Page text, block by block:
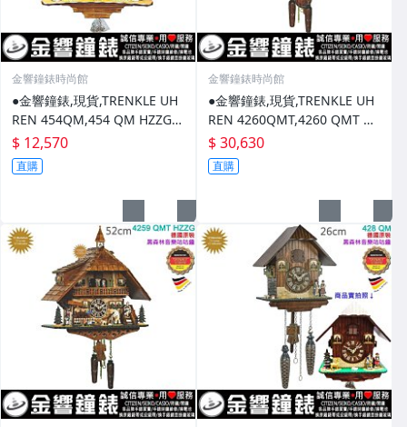
金響鐘錶時尚館
●金響鐘錶,現貨,TRENKLE UH
REN 454QM,454 QM HZZG,
黑森林,咕咕鐘,原木原野鄉村
屋,布穀鐘
$ 12,570
直購
金響鐘錶時尚館
●金響鐘錶,現貨,TRENKLE UH
REN 4260QMT,4260 QMT HZ
ZG,黑森林,咕咕鐘,原木原野鄉
村屋
$ 30,630
直購